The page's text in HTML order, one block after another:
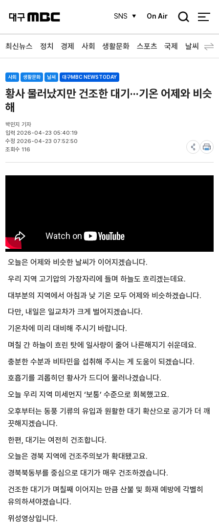
SNS On Air
검
최신뉴스 정치 경제 사회 생활문화 스포츠 국제 날씨
사회 생활문화 날씨 대구MBC NEWSTODAY
황사 물러났지만 건조한 대기···기온 어제와 비슷
해
박민지 기자
입력 2026-04-23 05:40:19
수정 2026-04-23 07:52:50
조회수 116
오늘은 어제와 비슷한 날씨가 이어지겠습니다.
우리 지역 고기압의 가장자리에 들며 하늘도 흐리겠는데요.
대부분의 지역에서 아침과 낮 기온 모두 어제와 비슷하겠습니다.
다만, 내일은 일교차가 크게 벌어지겠습니다.
기온차에 미리 대비해 주시기 바랍니다.
며칠 간 하늘이 흐린 탓에 일사량이 줄어 나른해지기 쉬운데요.
충분한 수분과 비타민을 섭취해 주시는 게 도움이 되겠습니다.
호흡기를 괴롭히던 황사가 드디어 물러나겠습니다.
오늘 우리 지역 미세먼지 ‘보통’ 수준으로 회복했고요.
오후부터는 동풍 기류의 유입과 원활한 대기 확산으로 공기가 더 깨
끗해지겠습니다.
한편, 대기는 여전히 건조합니다.
오늘은 경북 지역에 건조주의보가 확대됐고요.
경북북동부를 중심으로 대기가 매우 건조하겠습니다.
건조한 대기가 며칠째 이어지는 만큼 산불 및 화재 예방에 각별히
유의하셔야겠습니다.
위성영상입니다.